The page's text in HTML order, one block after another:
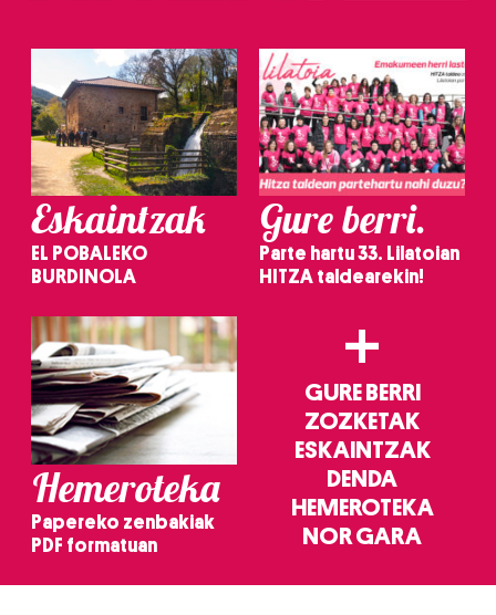
Eskaintzak
EL POBALEKO
BURDINOLA
Gure berri.
Parte hartu 33. Lilatoian
HITZA taldearekin!
Hemeroteka
Papereko zenbakiak
PDF formatuan
+
GURE BERRI
ZOZKETAK
ESKAINTZAK
DENDA
HEMEROTEKA
NOR GARA